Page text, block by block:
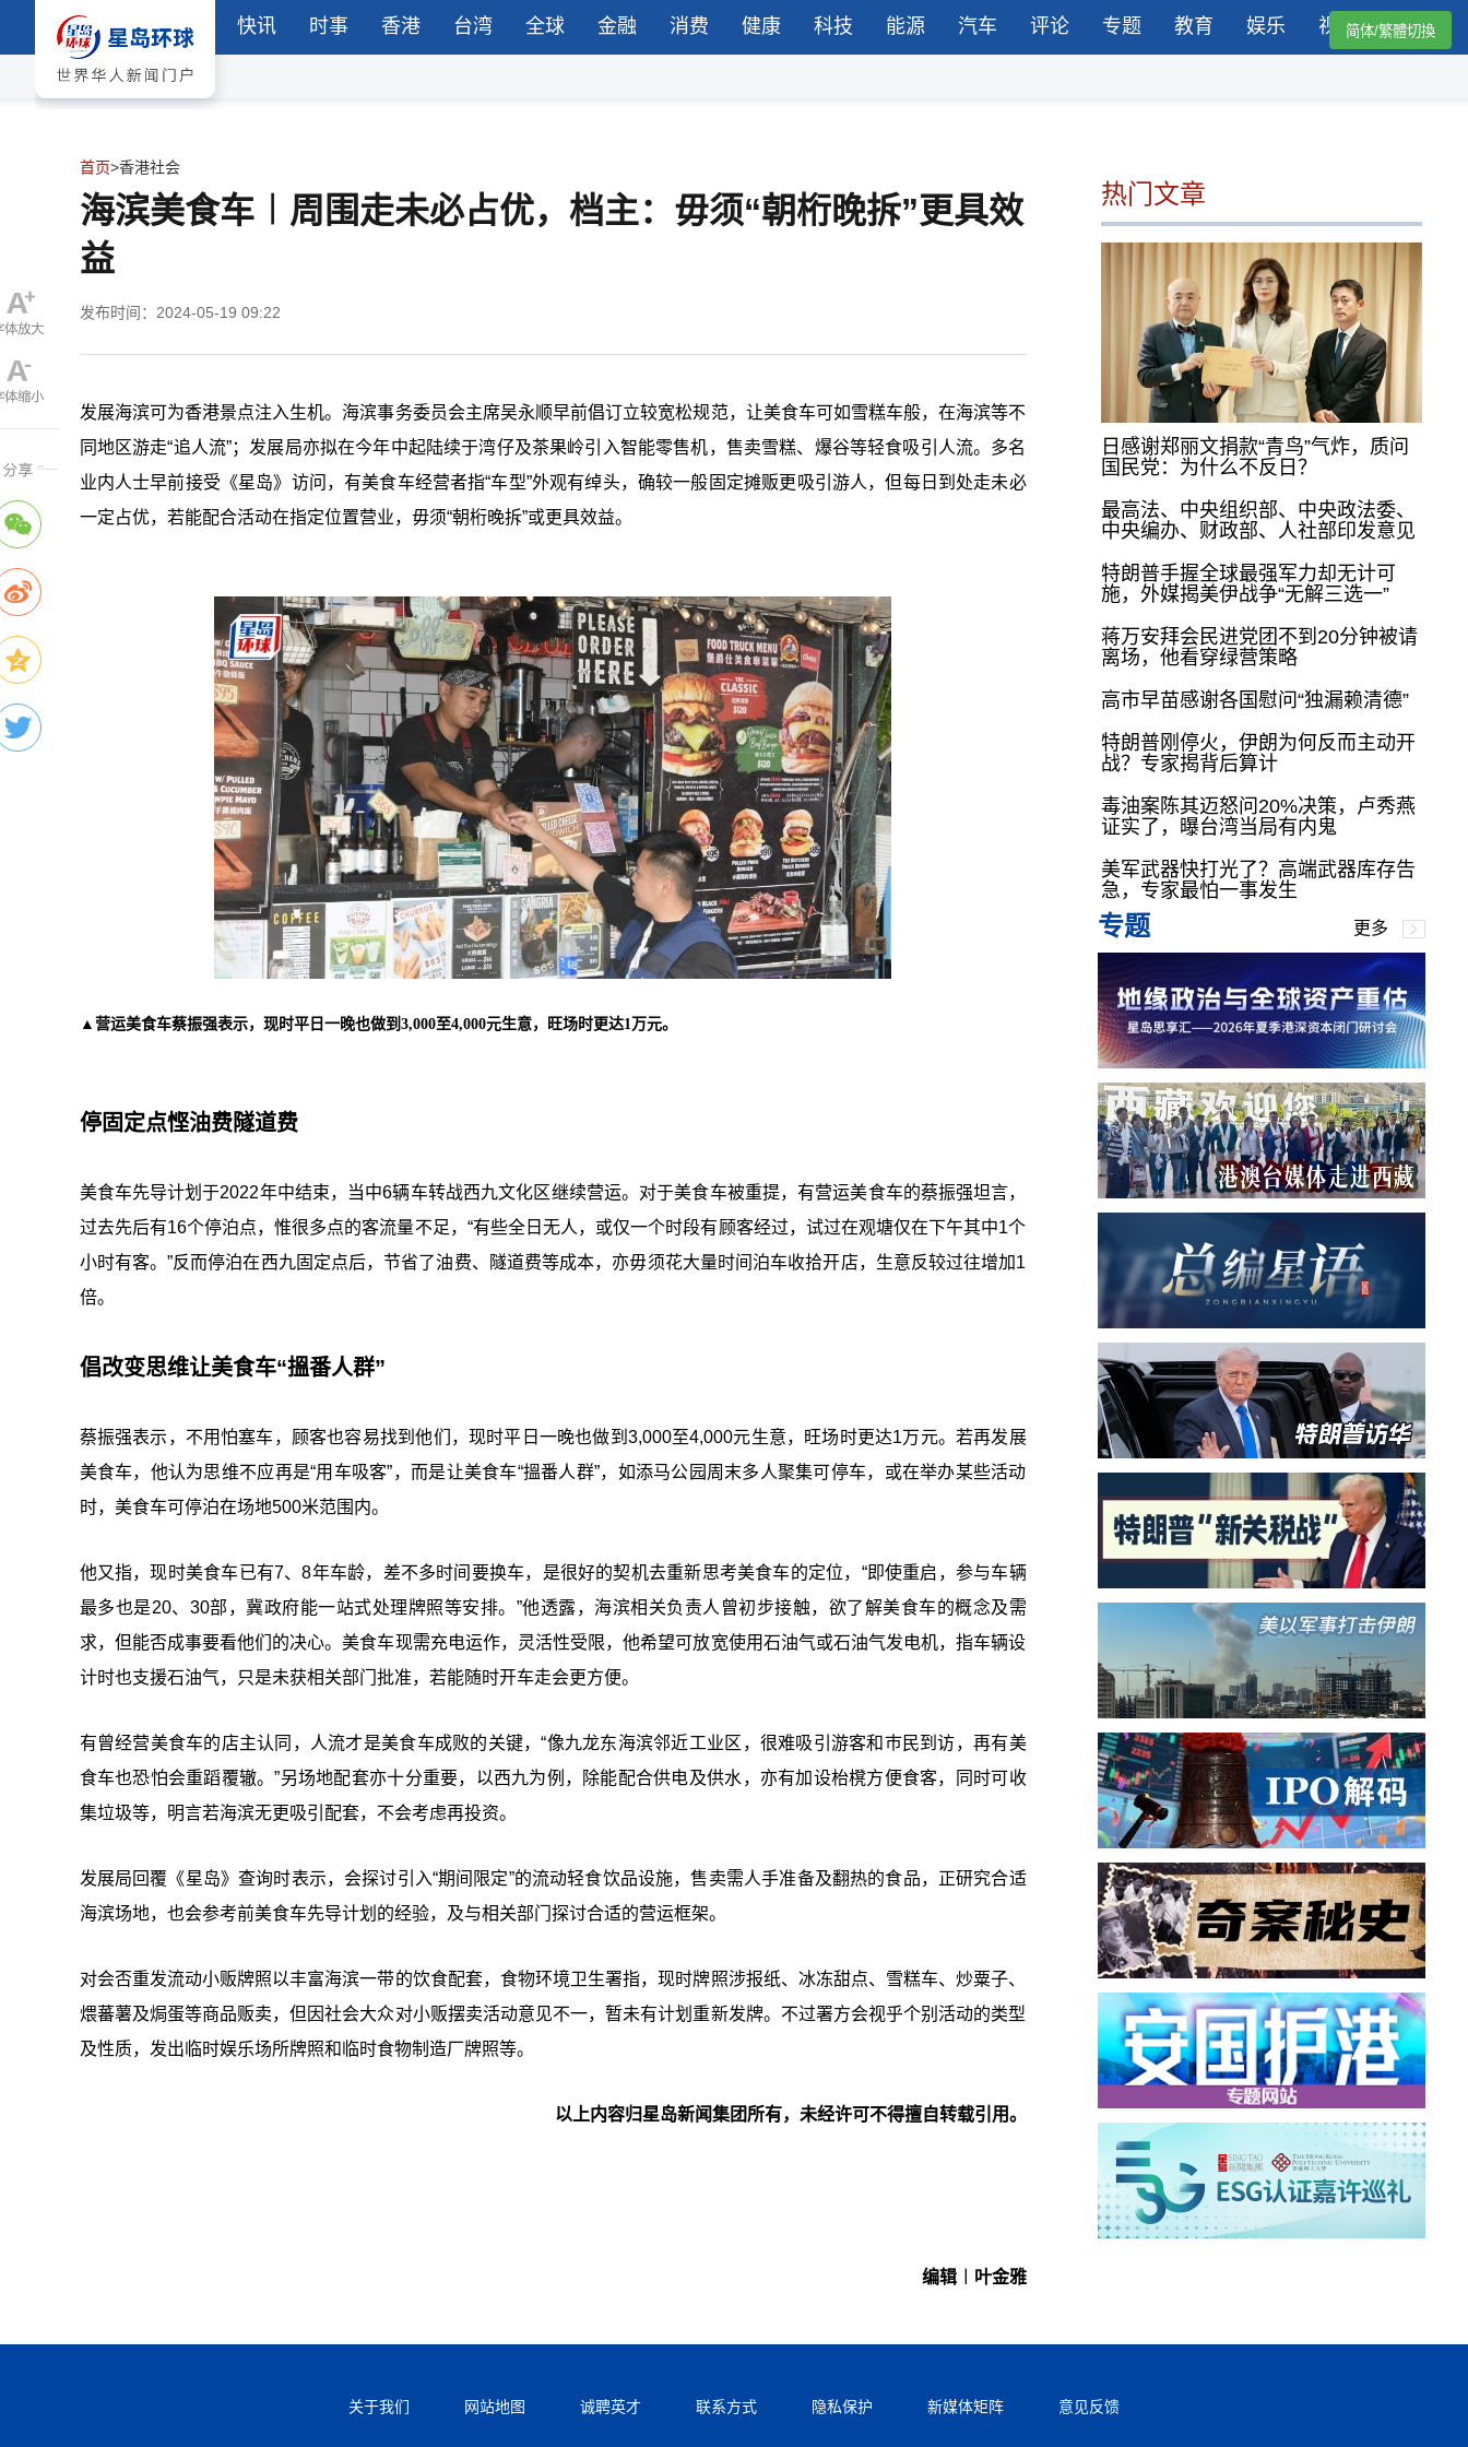
快讯 时事 香港 台湾 全球 金融 消费 健康 科技 能源 汽车 评论 专题 教育 娱乐 视频简体/繁體切換
首页>香港社会
海滨美食车︱周围走未必占优，档主：毋须“朝桁晚拆”更具效
益
发布时间：2024-05-19 09:22
发展海滨可为香港景点注入生机。海滨事务委员会主席吴永顺早前倡订立较宽松规范，让美食车可如雪糕车般，在海滨等不
同地区游走“追人流”；发展局亦拟在今年中起陆续于湾仔及茶果岭引入智能零售机，售卖雪糕、爆谷等轻食吸引人流。多名
业内人士早前接受《星岛》访问，有美食车经营者指“车型”外观有绰头，确较一般固定摊贩更吸引游人，但每日到处走未必
一定占优，若能配合活动在指定位置营业，毋须“朝桁晚拆”或更具效益。
▲营运美食车蔡振强表示，现时平日一晚也做到3,000至4,000元生意，旺场时更达1万元。
停固定点悭油费隧道费
美食车先导计划于2022年中结束，当中6辆车转战西九文化区继续营运。对于美食车被重提，有营运美食车的蔡振强坦言，
过去先后有16个停泊点，惟很多点的客流量不足，“有些全日无人，或仅一个时段有顾客经过，试过在观塘仅在下午其中1个
小时有客。”反而停泊在西九固定点后，节省了油费、隧道费等成本，亦毋须花大量时间泊车收拾开店，生意反较过往增加1
倍。
倡改变思维让美食车“搵番人群”
蔡振强表示，不用怕塞车，顾客也容易找到他们，现时平日一晚也做到3,000至4,000元生意，旺场时更达1万元。若再发展
美食车，他认为思维不应再是“用车吸客”，而是让美食车“搵番人群”，如添马公园周末多人聚集可停车，或在举办某些活动
时，美食车可停泊在场地500米范围内。
他又指，现时美食车已有7、8年车龄，差不多时间要换车，是很好的契机去重新思考美食车的定位，“即使重启，参与车辆
最多也是20、30部，冀政府能一站式处理牌照等安排。”他透露，海滨相关负责人曾初步接触，欲了解美食车的概念及需
求，但能否成事要看他们的决心。美食车现需充电运作，灵活性受限，他希望可放宽使用石油气或石油气发电机，指车辆设
计时也支援石油气，只是未获相关部门批准，若能随时开车走会更方便。
有曾经营美食车的店主认同，人流才是美食车成败的关键，“像九龙东海滨邻近工业区，很难吸引游客和巿民到访，再有美
食车也恐怕会重蹈覆辙。”另场地配套亦十分重要，以西九为例，除能配合供电及供水，亦有加设枱櫈方便食客，同时可收
集垃圾等，明言若海滨无更吸引配套，不会考虑再投资。
发展局回覆《星岛》查询时表示，会探讨引入“期间限定”的流动轻食饮品设施，售卖需人手准备及翻热的食品，正研究合适
海滨场地，也会参考前美食车先导计划的经验，及与相关部门探讨合适的营运框架。
对会否重发流动小贩牌照以丰富海滨一带的饮食配套，食物环境卫生署指，现时牌照涉报纸、冰冻甜点、雪糕车、炒粟子、
煨蕃薯及焗蛋等商品贩卖，但因社会大众对小贩摆卖活动意见不一，暂未有计划重新发牌。不过署方会视乎个别活动的类型
及性质，发出临时娱乐场所牌照和临时食物制造厂牌照等。
以上内容归星岛新闻集团所有，未经许可不得擅自转载引用。
编辑︱叶金雅
热门文章
日感谢郑丽文捐款“青鸟”气炸，质问
国民党：为什么不反日？
最高法、中央组织部、中央政法委、
中央编办、财政部、人社部印发意见
特朗普手握全球最强军力却无计可
施，外媒揭美伊战争“无解三选一”
蒋万安拜会民进党团不到20分钟被请
离场，他看穿绿营策略
高市早苗感谢各国慰问“独漏赖清德”
特朗普刚停火，伊朗为何反而主动开
战？专家揭背后算计
毒油案陈其迈怒问20%决策，卢秀燕
证实了，曝台湾当局有内鬼
美军武器快打光了？高端武器库存告
急，专家最怕一事发生
专题 更多
关于我们 网站地图 诚聘英才 联系方式 隐私保护 新媒体矩阵 意见反馈